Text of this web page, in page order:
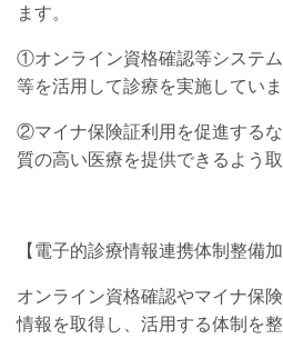
ます。
①オンライン資格確認等システ
等を活用して診療を実施していま
②マイナ保険証利用を促進する
質の高い医療を提供できるよう
【電子的診療情報連携体制整備加
オンライン資格確認やマイナ保
情報を取得し、活用する体制を